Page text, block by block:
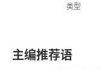
类型
主编推荐语